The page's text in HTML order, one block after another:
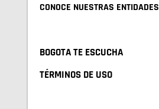
CONOCE NUESTRAS ENTIDADES
BOGOTA TE ESCUCHA
TÉRMINOS DE USO